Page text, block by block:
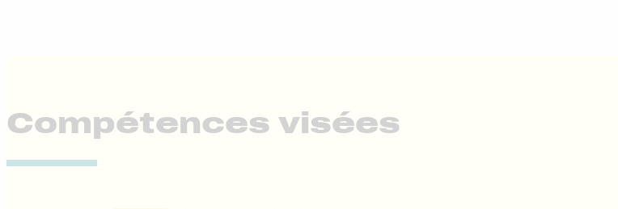
Compétences visées